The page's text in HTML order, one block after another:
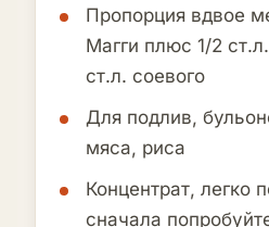
Пропорция вдвое
Магги плюс 1/2
ст.л. соевого
Для подлив,
мяса, риса
Концентрат, легко
сначала